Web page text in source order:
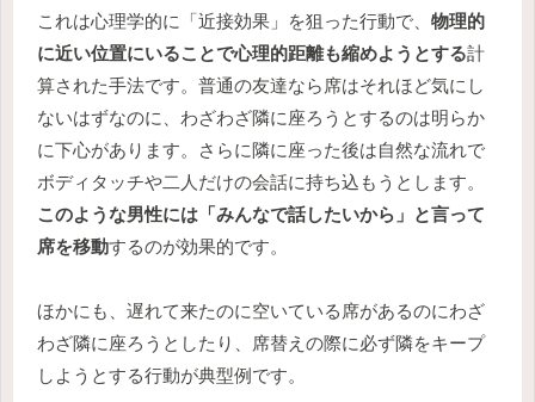
これは心理学的に「近接効果」を狙った行動で、 物理的
に近い位置にいることで心理的距離も縮めようとする計
算された手法です。普通の友達なら席はそれほど気にし
ないはずなのに、わざわざ隣に座ろうとするのは明らか
に下心があります。さらに隣に座った後は自然な流れで
ボディタッチや二人だけの会話に持ち込もうとします。
このような男性には「みんなで話したいから」と言って
席を移動するのが効果的です。
ほかにも、遅れて来たのに空いている席があるのにわざ
わざ隣に座ろうとしたり、席替えの際に必ず隣をキープ
しようとする行動が典型例です。